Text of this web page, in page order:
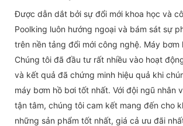
Được dẫn dắt bởi sự đổi mới khoa học và
Poolking luôn hướng ngoại và bám sát sự
trên nền tảng đổi mới công nghệ. Máy bơm
Chúng tôi đã đầu tư rất nhiều vào hoạt
và kết quả đã chứng minh hiệu quả khi
máy bơm hồ bơi tốt nhất. Với đội ngũ nhân
tận tâm, chúng tôi cam kết mang đến cho
những sản phẩm tốt nhất, giá cả ưu đãi